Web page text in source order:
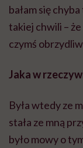
bałam się
takiej chwili –
czymś
Jaka w
Była wtedy ze
stała ze mną
było mowy o